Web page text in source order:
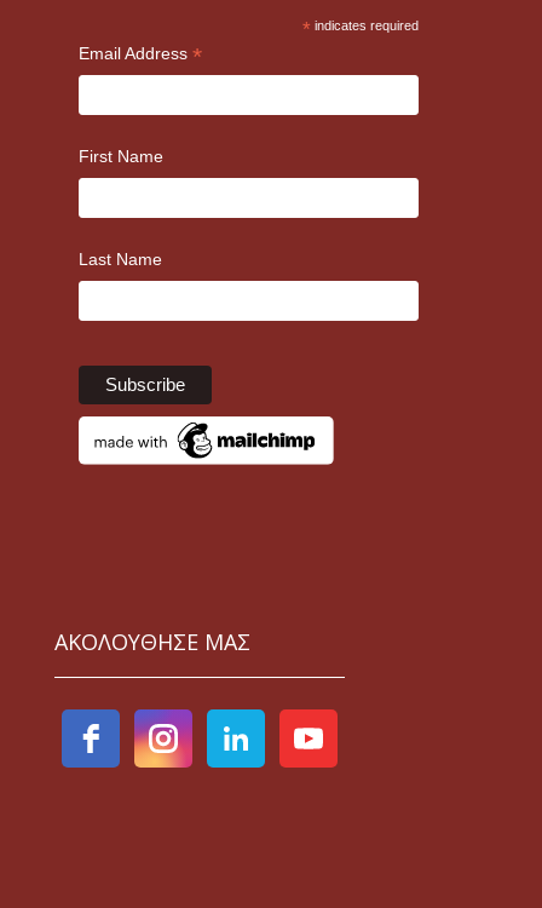
* indicates required
Email Address *
First Name
Last Name
ΑΚΟΛΟΥΘΗΣΕ ΜΑΣ